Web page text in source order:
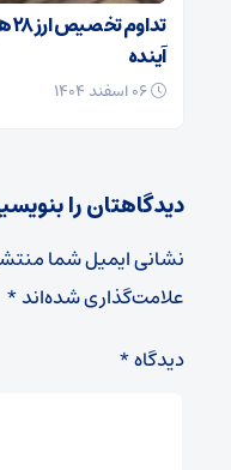
آینده
دیدگاهتان را
نشانی ایمیل شما
علامت‌گذاری شده‌اند*
دیدگاه*